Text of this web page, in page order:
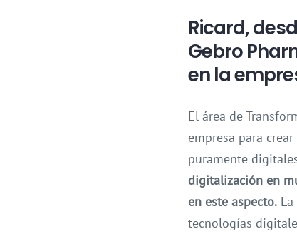
Ricard,
Gebro
en la
El área de
empresa para
puramente
digitalización en
en este aspecto.La
tecnologías